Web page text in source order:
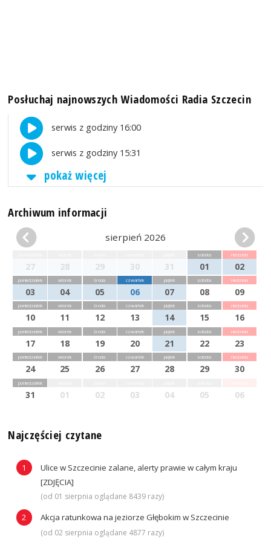
Posłuchaj najnowszych Wiadomości Radia Szczecin
serwis z godziny 16:00
serwis z godziny 15:31
pokaż więcej
Archiwum informacji
sierpień 2026
27 28 29 30 31
sobota
01
niedziela
02
poniedziałek
03
wtorek
04
środa
05
czwartek
06
piątek
07
sobota
08
niedziela
09
poniedziałek
10
wtorek
11
środa
12
czwartek
13
piątek
14
sobota
15
niedziela
16
poniedziałek
17
wtorek
18
środa
19
czwartek
20
piątek
21
sobota
22
niedziela
23
poniedziałek
24
wtorek
25
środa
26
czwartek
27
piątek
28
sobota
29
niedziela
30
poniedziałek
31 01 02 03 04 05 06
Najczęściej czytane
Ulice w Szczecinie zalane, alerty prawie w całym kraju
[ZDJĘCIA]
(od 01 sierpnia oglądane 8439 razy)
Akcja ratunkowa na jeziorze Głębokim w Szczecinie
(od 02 sierpnia oglądane 4877 razy)